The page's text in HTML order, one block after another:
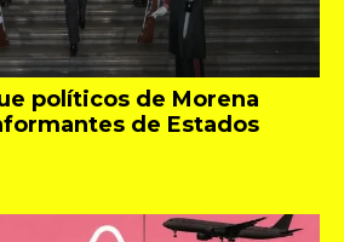
políticos de Morena
de Estados